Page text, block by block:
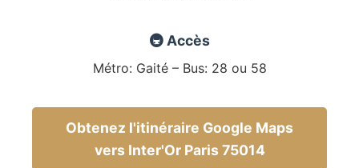
🚇 Accès
Métro: Gaité – Bus: 28 ou 58
Obtenez l'itinéraire Google Maps
vers Inter'Or Paris 75014